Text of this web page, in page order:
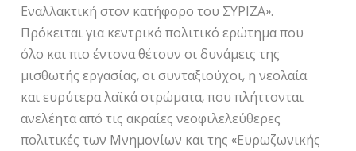
Εναλλακτική στον κατήφορο του ΣΥΡΙΖΑ».
Πρόκειται για κεντρικό πολιτικό ερώτημα που
όλο και πιο έντονα θέτουν οι δυνάμεις της
μισθωτής εργασίας, οι συνταξιούχοι, η νεολαία
και ευρύτερα λαϊκά στρώματα, που πλήττονται
ανελέητα από τις ακραίες νεοφιλελεύθερες
πολιτικές των Μνημονίων και της «Ευρωζωνικής